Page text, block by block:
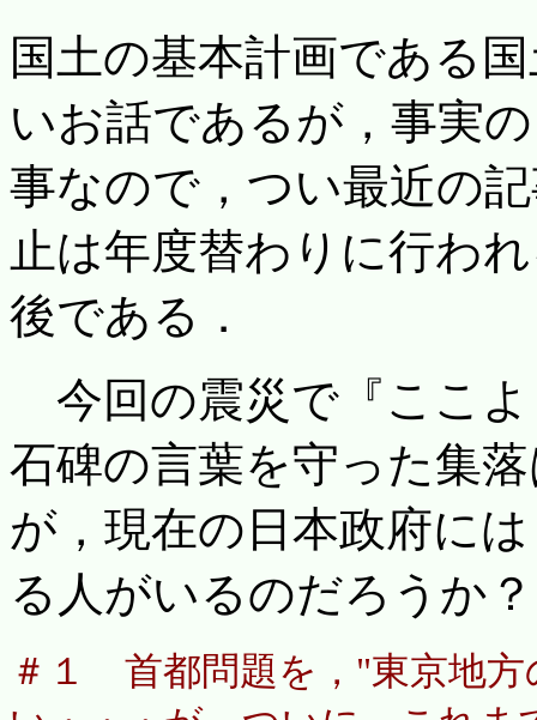
国土の基本計画である
いお話であるが，事実
事なので，つい最近の
止は年度替わりに行わ
後である．
今回の震災で『ここ
石碑の言葉を守った集
が，現在の日本政府に
る人がいるのだろうか？
＃１ 首都問題を，"東京地